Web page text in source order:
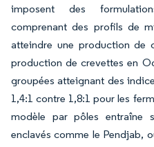
imposent des
comprenant des profils de
atteindre une production de
production de crevettes en
groupées atteignant des
1,4:1 contre 1,8:1 pour les
modèle par pôles entraîne
enclavés comme le Pendjab,